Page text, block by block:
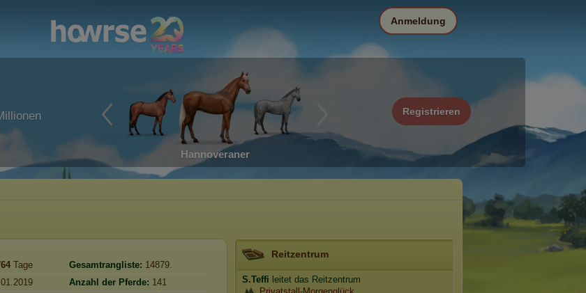
Hannoveraner
Registrieren
Anmeldung
Tage Gesamtrangliste: 14879.
Anzahl der Pferde: 141
Reitzentrum
S.Teffi leitet das Reitzentrum